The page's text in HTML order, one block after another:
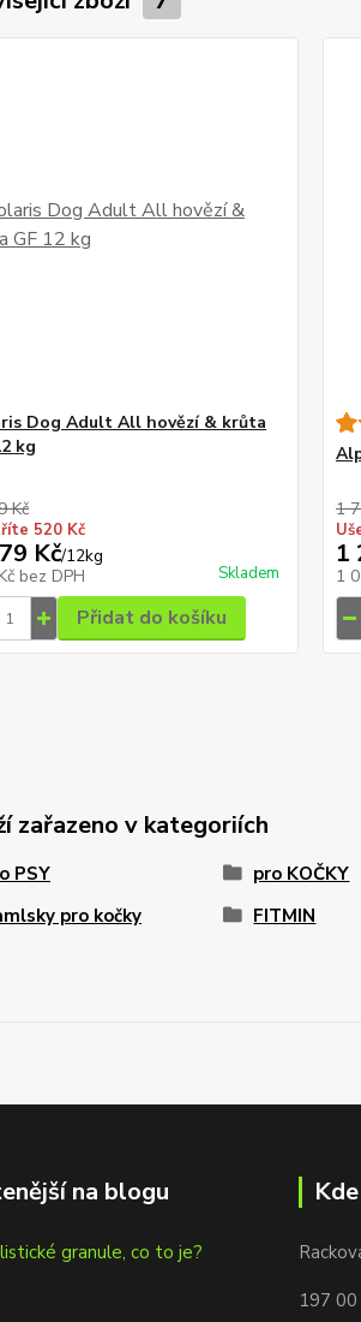
Dog Adult All hovězí & krůta
kg
Kč
520 Kč
Kč/12kg
bez DPH Skladem
Přidat do košíku
1
1
1
zařazeno v kategoriích
PSY pro KOČKY
pro kočky
FITMIN
na blogu
granule, co to je?
197